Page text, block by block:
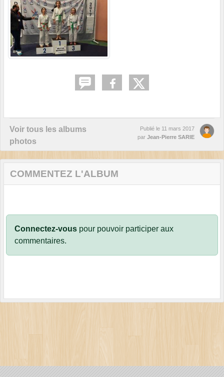
Voir tous les albums
photos
Publié le 11 mars 2017
par Jean-Pierre SARIE
COMMENTEZ L'ALBUM
Connectez-vous pour pouvoir participer aux
commentaires.